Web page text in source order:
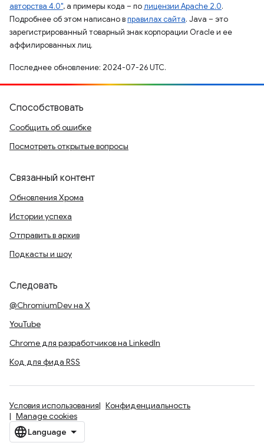
авторства 4.0", а примеры кода – полицензии Apache 2.0.
Подробнее об этом написано вправилах сайта. Java – это
зарегистрированный товарный знак корпорации Oracle и ее
аффилированных лиц.
Последнее обновление: 2024-07-26 UTC.
Способствовать
Сообщить об ошибке
Посмотреть открытые вопросы
Связанный контент
Обновления Хрома
Истории успеха
Отправить в архив
Подкасты и шоу
Следовать
@ChromiumDev на X
YouTube
Chrome для разработчиков на LinkedIn
Код для фида RSS
Условия использования
Конфиденциальность
Manage cookies